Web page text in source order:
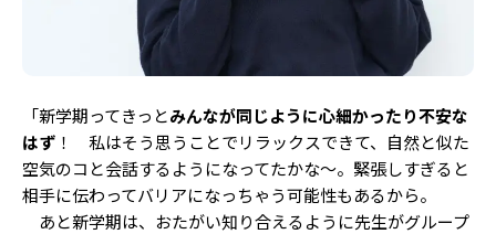
「新学期ってきっとみんなが同じように心細かったり不安な
はず ！ 私はそう思うことでリラックスできて、自然と似た
空気のコと会話するようになってたかな〜。緊張しすぎると
相手に伝わってバリアになっちゃう可能性もあるから。
あと新学期は、おたがい知り合えるように先生がグループ